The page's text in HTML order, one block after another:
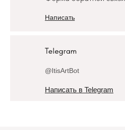
Telegram
Написать
Написать в Telegram
@ItisArtBot